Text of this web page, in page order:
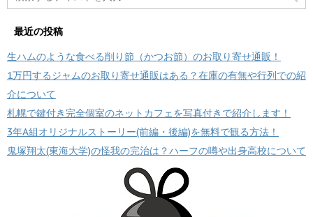
最近の投稿
生ハムのような食べる削り節（かつお節）のお取り寄せ通販！
1万円するジャムのお取り寄せ通販はある？在庫の有無や行列での紹
介について
札幌で鍵付き完全個室のネットカフェを写真付きで紹介します！
3年A組オリジナルストーリー(前編・後編)を無料で観る方法！
鬼塚翔太(東海大学)の怪我の完治は？ハーフの噂や出身高校について